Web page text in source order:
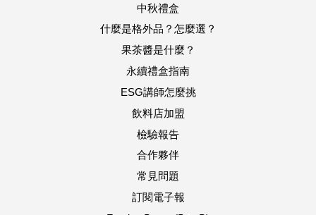
中秋禮盒
什麼是格外品？怎麼選？
果茶醬是什麼？
永續禮盒指南
ESG講師怎麼挑
飲料店加盟
檢驗報告
合作夥伴
常見問題
訂閱電子報